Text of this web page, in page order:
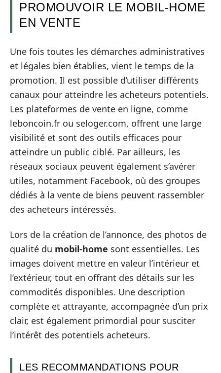
PROMOUVOIR LE MOBIL-HOME
EN VENTE
Une fois toutes les démarches administratives
et légales bien établies, vient le temps de la
promotion. Il est possible d’utiliser différents
canaux pour atteindre les acheteurs potentiels.
Les plateformes de vente en ligne, comme
leboncoin.fr ou seloger.com, offrent une large
visibilité et sont des outils efficaces pour
atteindre un public ciblé. Par ailleurs, les
réseaux sociaux peuvent également s’avérer
utiles, notamment Facebook, où des groupes
dédiés à la vente de biens peuvent rassembler
des acheteurs intéressés.
Lors de la création de l’annonce, des photos de
qualité du mobil-home sont essentielles. Les
images doivent mettre en valeur l’intérieur et
l’extérieur, tout en offrant des détails sur les
commodités disponibles. Une description
complète et attrayante, accompagnée d’un prix
clair, est également primordial pour susciter
l’intérêt des potentiels acheteurs.
LES RECOMMANDATIONS POUR